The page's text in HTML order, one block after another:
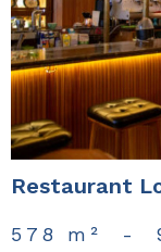
Restaurant
578 m² -